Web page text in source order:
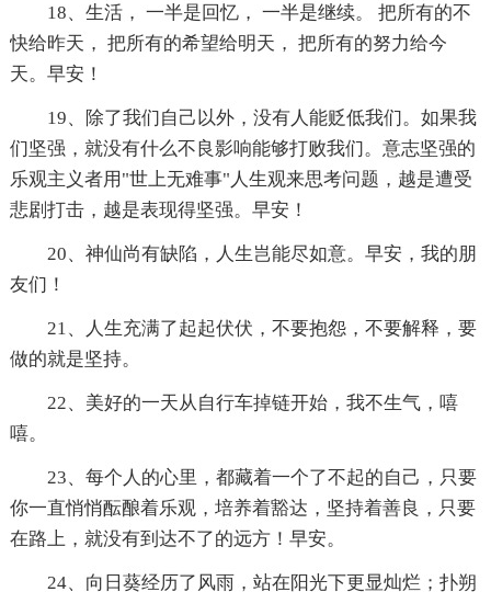
18、生活， 一半是回忆， 一半是继续。 把所有的不
快给昨天， 把所有的希望给明天， 把所有的努力给今
天。早安！
19、除了我们自己以外，没有人能贬低我们。如果我
们坚强，就没有什么不良影响能够打败我们。意志坚强的
乐观主义者用"世上无难事"人生观来思考问题，越是遭受
悲剧打击，越是表现得坚强。早安！
20、神仙尚有缺陷，人生岂能尽如意。早安，我的朋
友们！
21、人生充满了起起伏伏，不要抱怨，不要解释，要
做的就是坚持。
22、美好的一天从自行车掉链开始，我不生气，嘻
嘻。
23、每个人的心里，都藏着一个了不起的自己，只要
你一直悄悄酝酿着乐观，培养着豁达，坚持着善良，只要
在路上，就没有到达不了的远方！早安。
24、向日葵经历了风雨，站在阳光下更显灿烂；扑朔